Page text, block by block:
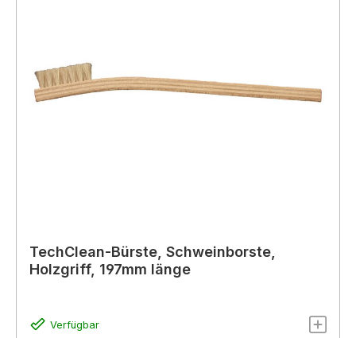
TechClean-Bürste, Schweinborste,
Holzgriff, 197mm länge
Verfügbar